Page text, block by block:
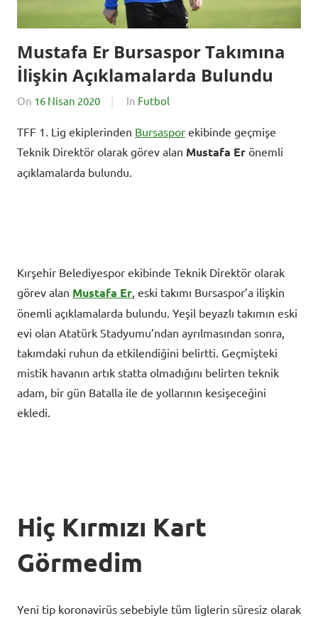
Mustafa Er Bursaspor Takımına
İlişkin Açıklamalarda Bulundu
On 16 Nisan 2020
By
In Futbol
TFF 1. Lig ekiplerinden Bursaspor ekibinde geçmişe
Teknik Direktör olarak görev alan Mustafa Er önemli
açıklamalarda bulundu.
Kırşehir Belediyespor ekibinde Teknik Direktör olarak
görev alan Mustafa Er, eski takımı Bursaspor’a ilişkin
önemli açıklamalarda bulundu. Yeşil beyazlı takımın eski
evi olan Atatürk Stadyumu’ndan ayrılmasından sonra,
takımdaki ruhun da etkilendiğini belirtti. Geçmişteki
mistik havanın artık statta olmadığını belirten teknik
adam, bir gün Batalla ile de yollarının kesişeceğini
ekledi.
Hiç Kırmızı Kart
Görmedim
Yeni tip koronavirüs sebebiyle tüm liglerin süresiz olarak